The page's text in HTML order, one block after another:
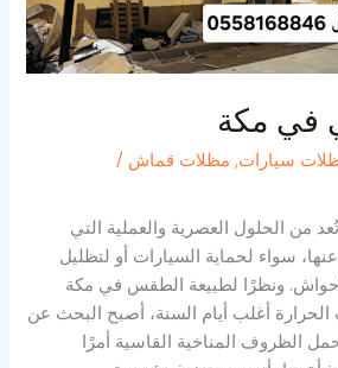
في مكة
سيارات, مظلات قماش /
من الحلول العصرية والعملية التي
سواء لحماية السيارات أو لتظليل
ونظرًا لطبيعة الطقس في مكة
الحرارة أغلب أيام السنة، أصبح البحث عن
الظروف المناخية القاسية أمرًا